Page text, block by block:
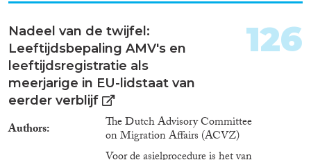
Nadeel van de twijfel:
Leeftijdsbepaling AMV's en
leeftijdsregistratie als
meerjarige in EU-lidstaat van
eerder verblijf
Authors The Dutch Advisory Committee
on Migration Affairs (ACVZ)
126